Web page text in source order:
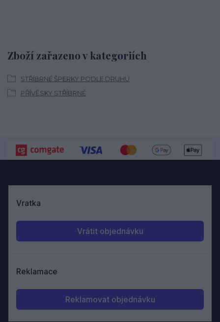
Zboží zařazeno v kategoriích
STŘÍBRNÉ ŠPERKY PODLE DRUHU
PŘÍVĚSKY STŘÍBRNÉ